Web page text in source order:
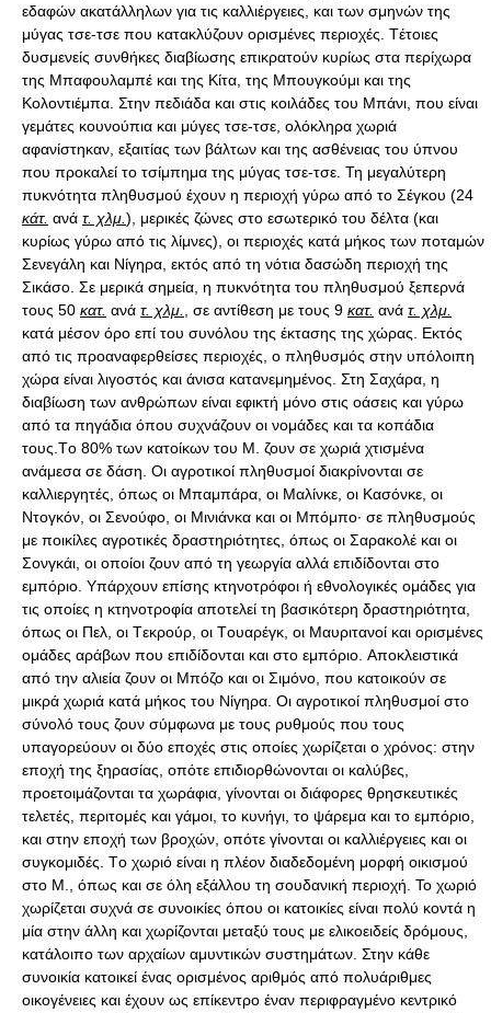
εδαφών ακατάλληλων για τις καλλιέργειες, και των σμηνών της
μύγας τσε-τσε που κατακλύζουν ορισμένες περιοχές. Tέτοιες
δυσμενείς συνθήκες διαβίωσης επικρατούν κυρίως στα περίχωρα
της Mπαφουλαμπέ και της Kίτα, της Mπουγκούμι και της
Kολοντιέμπα. Στην πεδιάδα και στις κοιλάδες του Mπάνι, που είναι
γεμάτες κουνούπια και μύγες τσε-τσε, ολόκληρα χωριά
αφανίστηκαν, εξαιτίας των βάλτων και της ασθένειας του ύπνου
που προκαλεί το τσίμπημα της μύγας τσε-τσε. Τη μεγαλύτερη
πυκνότητα πληθυσμού έχουν η περιοχή γύρω από το Σέγκου (24
κάτ. ανά τ. χλμ. ), μερικές ζώνες στο εσωτερικό του δέλτα (και
κυρίως γύρω από τις λίμνες), οι περιοχές κατά μήκος των ποταμών
Σενεγάλη και Nίγηρα, εκτός από τη νότια δασώδη περιοχή της
Σικάσο. Σε μερικά σημεία, η πυκνότητα του πληθυσμού ξεπερνά
τους 50 κατ. ανά τ. χλμ. , σε αντίθεση με τους 9 κατ. ανά τ. χλμ.
κατά μέσον όρο επί του συνόλου της έκτασης της χώρας. Eκτός
από τις προαναφερθείσες περιοχές, ο πληθυσμός στην υπόλοιπη
χώρα είναι λιγοστός και άνισα κατανεμημένος. Στη Σαχάρα, η
διαβίωση των ανθρώπων είναι εφικτή μόνο στις οάσεις και γύρω
από τα πηγάδια όπου συχνάζουν οι νομάδες και τα κοπάδια
τους.Tο 80% των κατοίκων του Μ. ζουν σε χωριά χτισμένα
ανάμεσα σε δάση. Oι αγροτικοί πληθυσμοί διακρίνονται σε
καλλιεργητές, όπως οι Mπαμπάρα, οι Mαλίνκε, οι Kασόνκε, οι
Nτογκόν, οι Σενούφο, οι Mινιάνκα και οι Mπόμπο· σε πληθυσμούς
με ποικίλες αγροτικές δραστηριότητες, όπως οι Σαρακολέ και οι
Σονγκάι, οι οποίοι ζουν από τη γεωργία αλλά επιδίδονται στο
εμπόριο. Υπάρχουν επίσης κτηνοτρόφοι ή εθνολογικές ομάδες για
τις οποίες η κτηνοτροφία αποτελεί τη βασικότερη δραστηριότητα,
όπως οι Πελ, οι Tεκρούρ, οι Tουαρέγκ, οι Μαυριτανοί και ορισμένες
ομάδες αράβων που επιδίδονται και στο εμπόριο. Aποκλειστικά
από την αλιεία ζουν οι Mπόζο και οι Σιμόνο, που κατοικούν σε
μικρά χωριά κατά μήκος του Nίγηρα. Οι αγροτικοί πληθυσμοί στο
σύνολό τους ζουν σύμφωνα με τους ρυθμούς που τους
υπαγορεύουν οι δύο εποχές στις οποίες χωρίζεται ο χρόνος: στην
εποχή της ξηρασίας, οπότε επιδιορθώνονται οι καλύβες,
προετοιμάζονται τα χωράφια, γίνονται οι διάφορες θρησκευτικές
τελετές, περιτομές και γάμοι, το κυνήγι, το ψάρεμα και το εμπόριο,
και στην εποχή των βροχών, οπότε γίνονται οι καλλιέργειες και οι
συγκομιδές. Tο χωριό είναι η πλέον διαδεδομένη μορφή οικισμού
στο M., όπως και σε όλη εξάλλου τη σουδανική περιοχή. Το χωριό
χωρίζεται συχνά σε συνοικίες όπου οι κατοικίες είναι πολύ κοντά η
μία στην άλλη και χωρίζονται μεταξύ τους με ελικοειδείς δρόμους,
κατάλοιπο των αρχαίων αμυντικών συστημάτων. Στην κάθε
συνοικία κατοικεί ένας ορισμένος αριθμός από πολυάριθμες
οικογένειες και έχουν ως επίκεντρο έναν περιφραγμένο κεντρικό